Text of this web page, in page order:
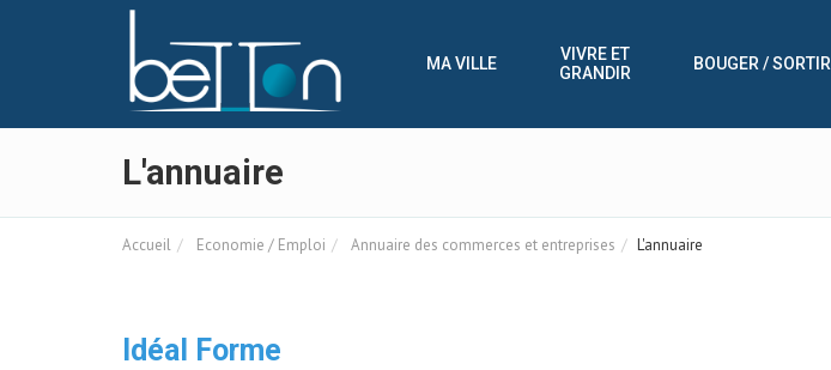
MA VILLE
VIVRE ET
GRANDIR
BOUGER / SORTIR
L'annuaire
Accueil Economie / Emploi Annuaire des commerces et entreprises L'annuaire
Idéal Forme
Panneau de gestion des cookies